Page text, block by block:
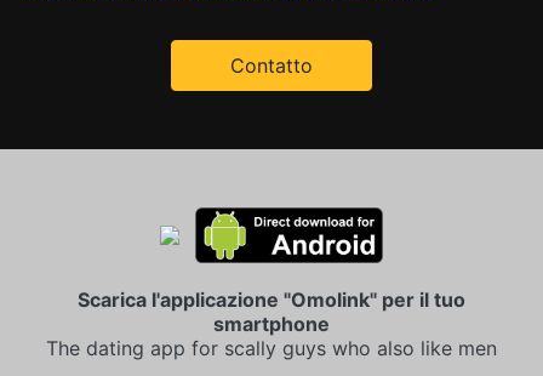
Contatto
Scarica l'applicazione "Omolink" per il tuo
smartphone
The dating app for scally guys who also like men